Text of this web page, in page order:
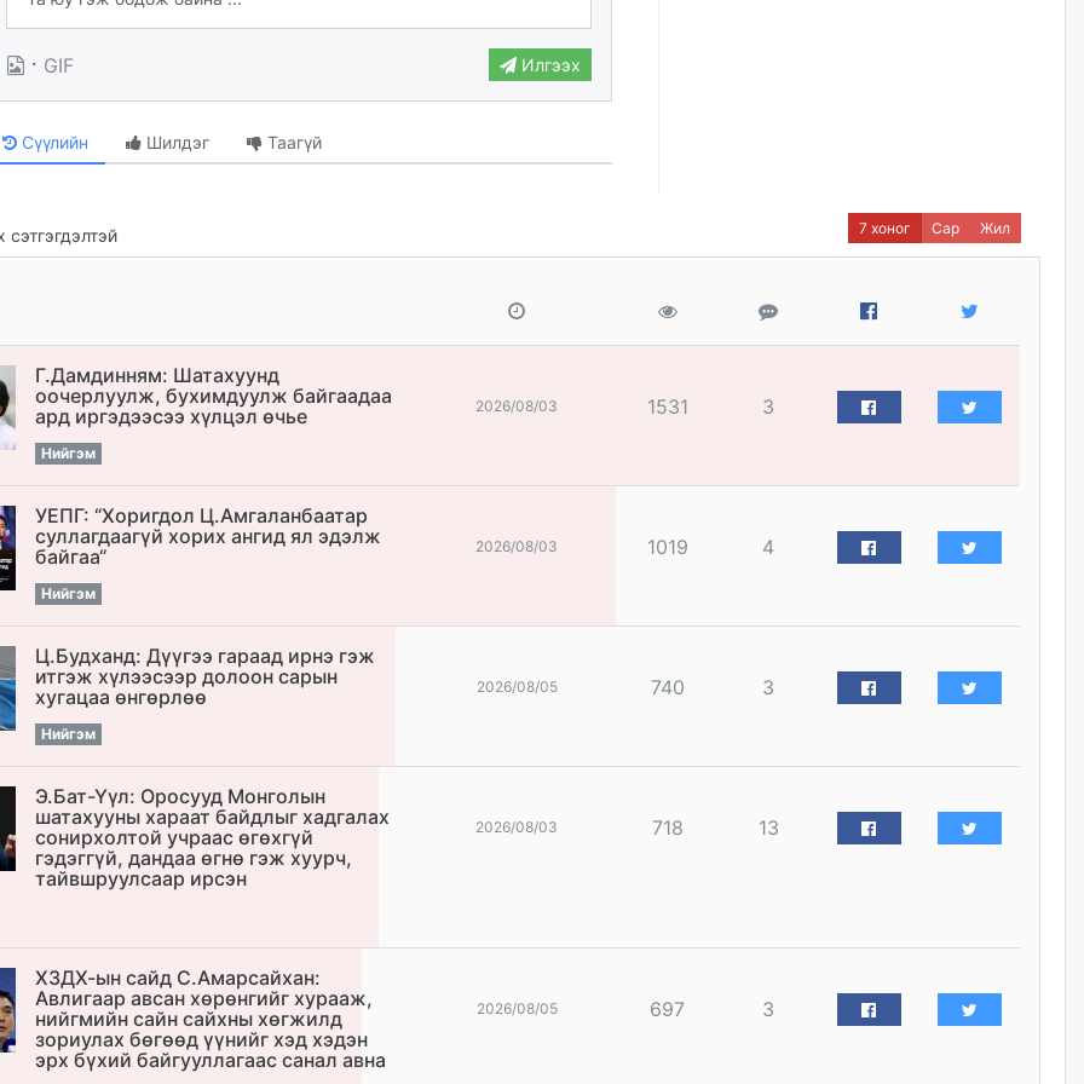
· GIF Илгээх
Сүүлийн Шилдэг Таагүй
Бариста хийх нь залуусын
хууль хяналтын байгууллагаар
Д.Амарбаясгалан:
зогсоож, Арабын орнуудаас
нийлүүлэх ажлыг сэргээх
Худалдагч Н.Амарзаяа:
Дэлгүүрийн 32 хуудастай
өрийн дэвтэр долоо хоногт л
уржигдар
7 хоног Сар Жил
Г.Дамдинням: Шатахуунд
оочерлуулж, бухимдуулж байгаадаа
ард иргэдээсээ хүлцэл өчье
Нийгэм
2026/08/03 1531 3
УЕПГ: “Хоригдол Ц.Амгаланбаатар
cуллагдаагүй хорих ангид ял эдэлж
байгаа“
Нийгэм
2026/08/03 1019 4
Ц.Будханд: Дүүгээ гараад ирнэ гэж
итгэж хүлээсээр долоон сарын
хугацаа өнгөрлөө
Нийгэм
2026/08/05 740 3
Э.Бат-Үүл: Оросууд Монголын
шатахууны хараат байдлыг хадгалах
сонирхолтой учраас өгөхгүй
гэдэггүй, дандаа өгнө гэж хуурч,
тайвшруулсаар ирсэн
2026/08/03 718 13
ХЗДХ-ын сайд С.Амарсайхан:
Авлигаар авсан хөрөнгийг хурааж,
нийгмийн сайн сайхны хөгжилд
зориулах бөгөөд үүнийг хэд хэдэн
эрх бүхий байгууллагаас санал авна
2026/08/05 697 3